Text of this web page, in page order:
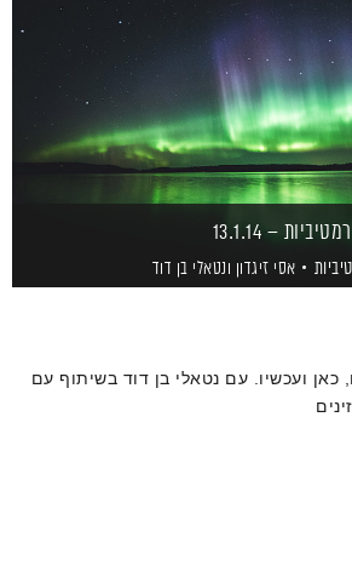
– 13.1.14
אסי זיגדון ונטאלי בן דוד
כאן ועכשיו. עם נטאלי בן דוד בשיתוף עם